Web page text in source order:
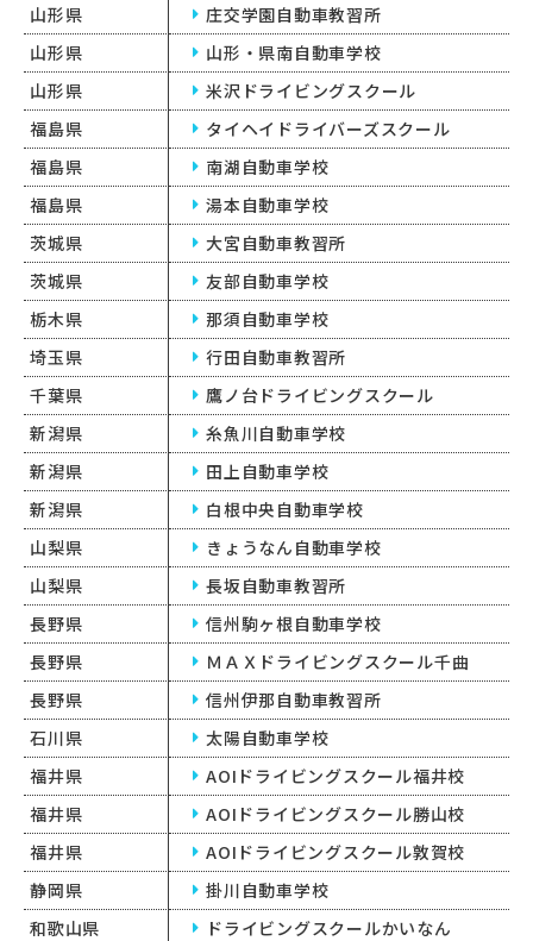
山形県
庄交学園自動車教習所
山形県
山形・県南自動車学校
山形県
米沢ドライビングスクール
福島県
タイヘイドライバーズスクール
福島県
南湖自動車学校
福島県
湯本自動車学校
茨城県
大宮自動車教習所
茨城県
友部自動車学校
栃木県
那須自動車学校
埼玉県
行田自動車教習所
千葉県
鷹ノ台ドライビングスクール
新潟県
糸魚川自動車学校
新潟県
田上自動車学校
新潟県
白根中央自動車学校
山梨県
きょうなん自動車学校
山梨県
長坂自動車教習所
長野県
信州駒ヶ根自動車学校
長野県
ＭＡＸドライビングスクール千曲
長野県
信州伊那自動車教習所
石川県
太陽自動車学校
福井県
AOIドライビングスクール福井校
福井県
AOIドライビングスクール勝山校
福井県
AOIドライビングスクール敦賀校
静岡県
掛川自動車学校
和歌山県
ドライビングスクールかいなん